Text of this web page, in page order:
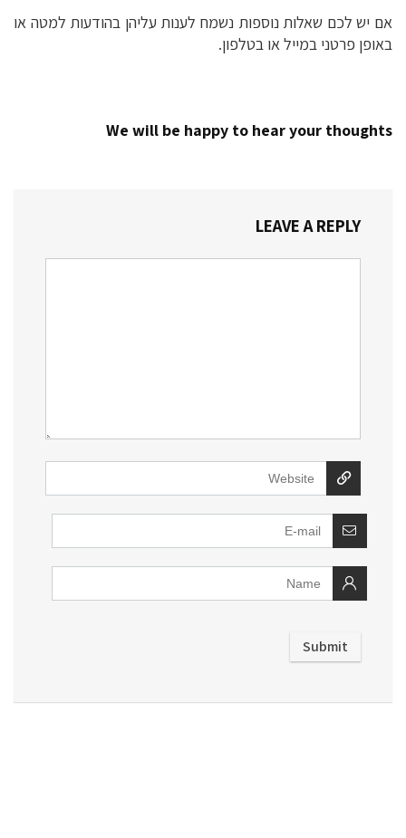
אם יש לכם שאלות נוספות נשמח לענות עליהן בהודעות למטה או
באופן פרטני במייל או בטלפון.
We will be happy to hear your thoughts
LEAVE A REPLY